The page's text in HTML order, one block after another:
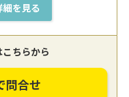
を見る
ちらから
問合せ